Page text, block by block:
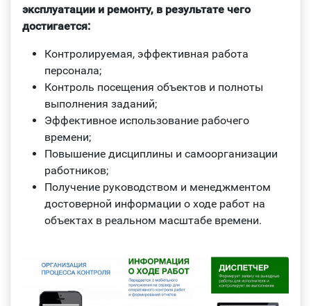
эксплуатации и ремонту, в результате чего
достигается:
Контролируемая, эффективная работа
персонала;
Контроль посещения объектов и полноты
выполнения заданий;
Эффективное использование рабочего
времени;
Повышение дисциплины и самоорганизации
работников;
Получение руководством и менеджментом
достоверной информации о ходе работ на
объектах в реальном масштабе времени.